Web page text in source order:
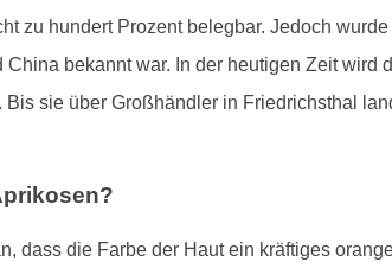
zu hundert Prozent belegbar. Jedoch
China bekannt war. In der heutigen Zeit
sie über Großhändler in Friedrichsthal
dass die Farbe der Haut ein kräftiges